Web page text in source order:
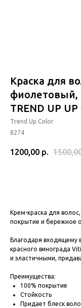
Краска для
фиолетовый,
TREND UP
Trend Up Color
8274
1200,00 р.
Крем-краска для
покрытие и бережное
Благодаря входящему
красного винограда
и эластичными,
Преимущества:
100% покрытие
Стойкость
Придает блеск